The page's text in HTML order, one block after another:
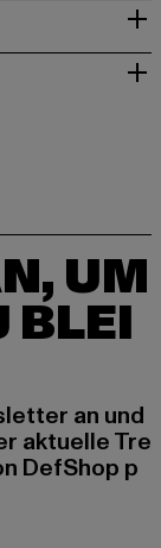
UM
BLEI
an und
aktuelle Tre
DefShop p